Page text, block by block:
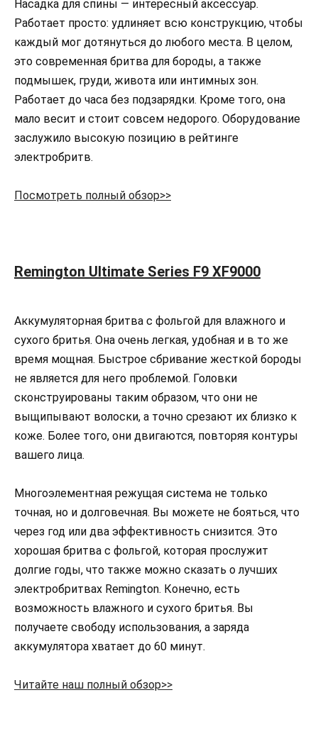
Насадка для спины — интересный аксессуар.
Работает просто: удлиняет всю конструкцию, чтобы
каждый мог дотянуться до любого места. В целом,
это современная бритва для бороды, а также
подмышек, груди, живота или интимных зон.
Работает до часа без подзарядки. Кроме того, она
мало весит и стоит совсем недорого. Оборудование
заслужило высокую позицию в рейтинге
электробритв.
Посмотреть полный обзор>>
Remington Ultimate Series F9 XF9000
Аккумуляторная бритва с фольгой для влажного и
сухого бритья. Она очень легкая, удобная и в то же
время мощная. Быстрое сбривание жесткой бороды
не является для него проблемой. Головки
сконструированы таким образом, что они не
выщипывают волоски, а точно срезают их близко к
коже. Более того, они двигаются, повторяя контуры
вашего лица.
Многоэлементная режущая система не только
точная, но и долговечная. Вы можете не бояться, что
через год или два эффективность снизится. Это
хорошая бритва с фольгой, которая прослужит
долгие годы, что также можно сказать о лучших
электробритвах Remington. Конечно, есть
возможность влажного и сухого бритья. Вы
получаете свободу использования, а заряда
аккумулятора хватает до 60 минут.
Читайте наш полный обзор>>